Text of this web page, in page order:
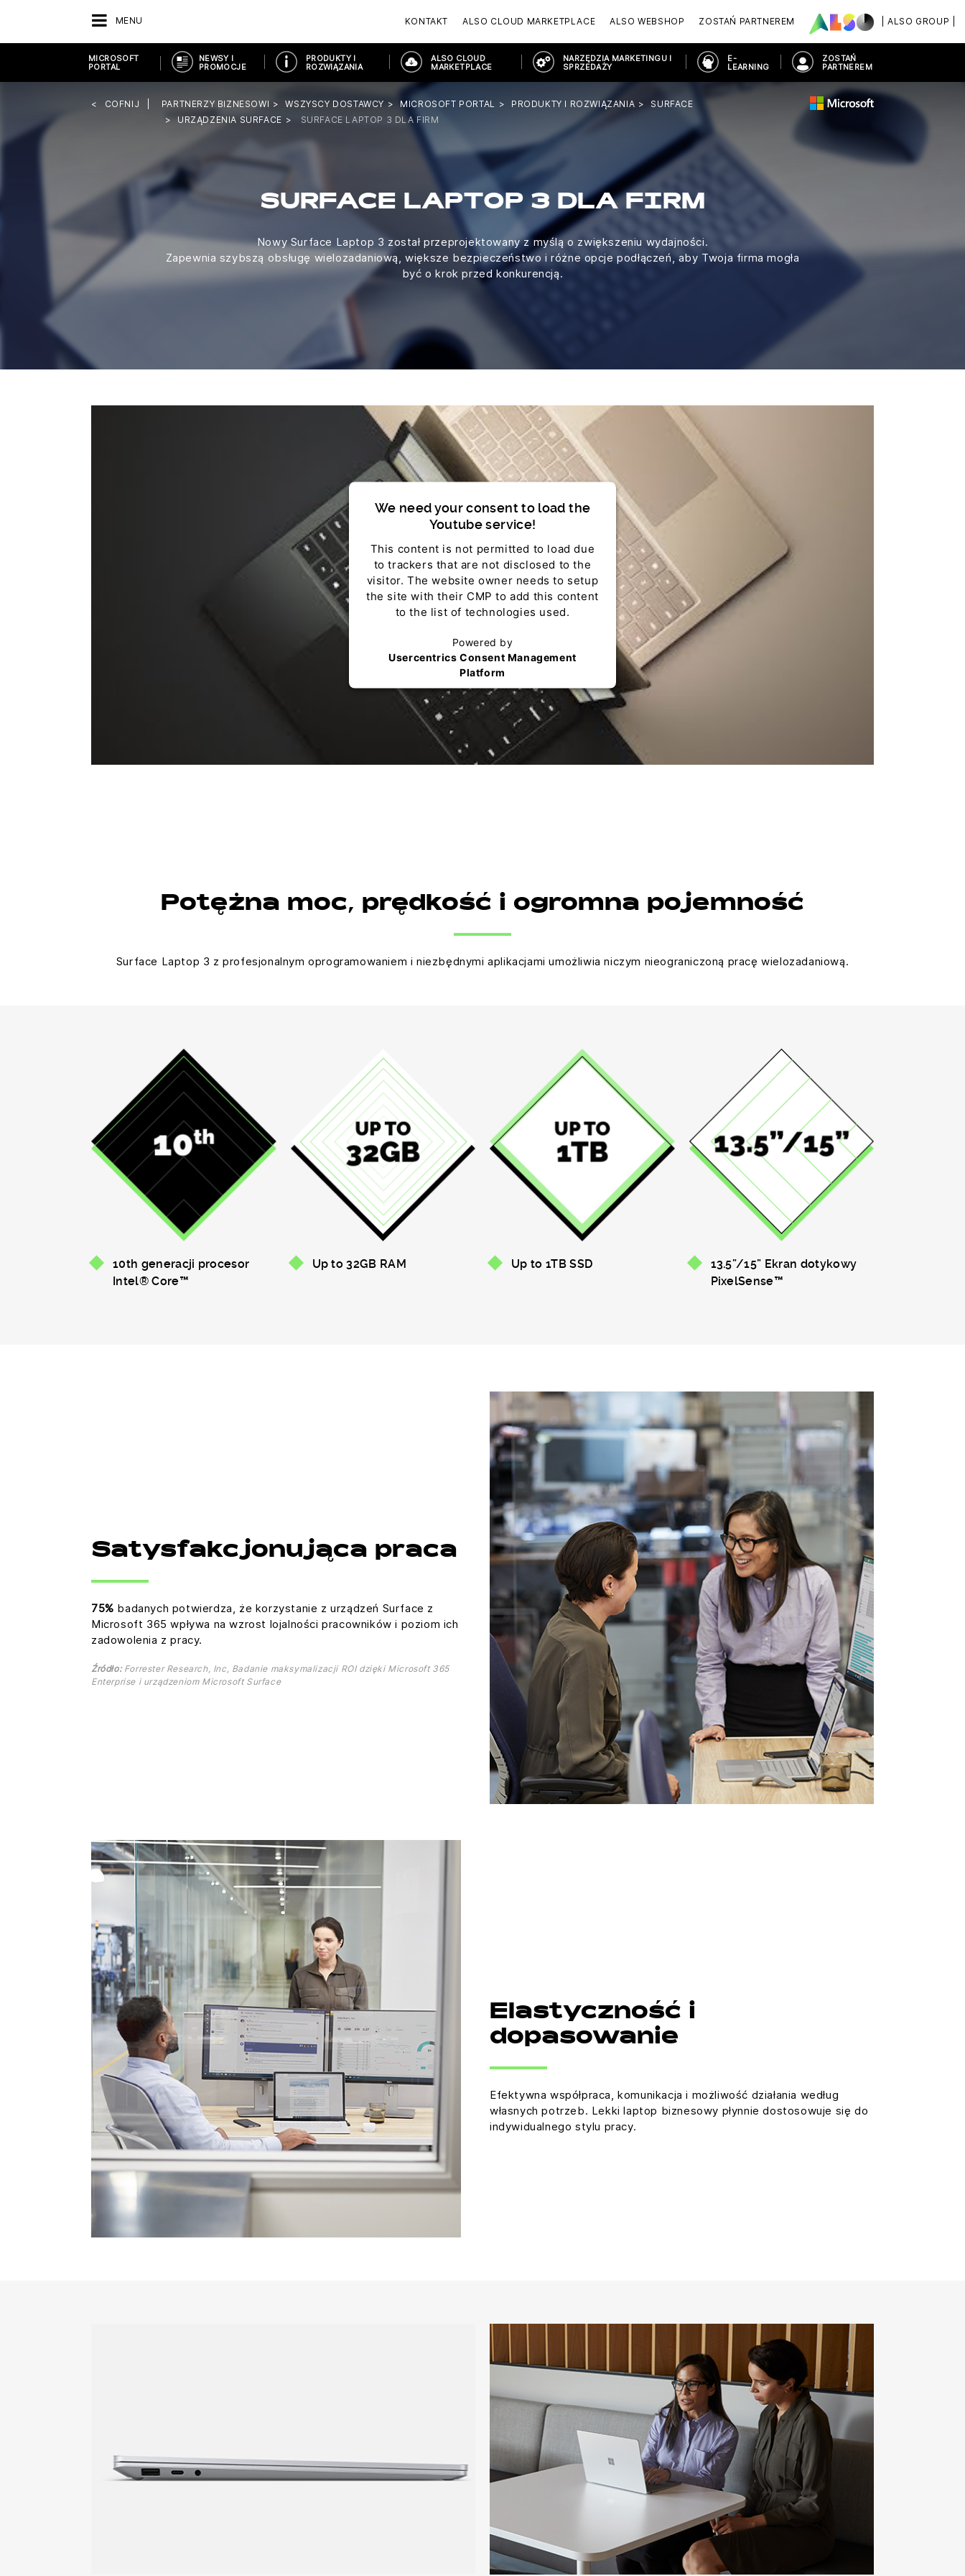
MENU | ALSO GROUP |
KONTAKT ALSO CLOUD MARKETPLACE ALSO WEBSHOP ZOSTAŃ PARTNEREM
MICROSOFT
PORTAL
NEWSY I
PROMOCJE
PRODUKTY I
ROZWIĄZANIA
ALSO CLOUD
MARKETPLACE
NARZĘDZIA MARKETINGU I
SPRZEDAŻY
E-
LEARNING
ZOSTAŃ
PARTNEREM
COFNIJ PARTNERZY BIZNESOWI WSZYSCY DOSTAWCY MICROSOFT PORTAL PRODUKTY I ROZWIĄZANIA
SURFACE
URZĄDZENIA SURFACE
SURFACE LAPTOP 3 DLA FIRM
SURFACE LAPTOP 3 DLA FIRM
Nowy Surface Laptop 3 został przeprojektowany z myślą o zwiększeniu wydajności.
Zapewnia szybszą obsługę wielozadaniową, większe bezpieczeństwo i różne opcje podłączeń, aby Twoja firma mogła
być o krok przed konkurencją.
We need your consent to load the
Youtube service!
This content is not permitted to load due
to trackers that are not disclosed to the
visitor. The website owner needs to setup
the site with their CMP to add this content
to the list of technologies used.
Powered by
Usercentrics Consent Management
Platform
Potężna moc, prędkość i ogromna pojemność
Surface Laptop 3 z profesjonalnym oprogramowaniem i niezbędnymi aplikacjami umożliwia niczym nieograniczoną pracę wielozadaniową.
10th generacji procesor
Intel® Core™
Up to 32GB RAM Up to 1TB SSD
13.5”/15” Ekran dotykowy
PixelSense™
Satysfakcjonująca praca
75% badanych potwierdza, że korzystanie z urządzeń Surface z
Microsoft 365 wpływa na wzrost lojalności pracowników i poziom ich
zadowolenia z pracy.
Źródło:Forrester Research, Inc, Badanie maksymalizacji ROI dzięki Microsoft 365
Enterprise i urządzeniom Microsoft Surface
Elastyczność i
dopasowanie
Efektywna współpraca, komunikacja i możliwość działania według
własnych potrzeb. Lekki laptop biznesowy płynnie dostosowuje się do
indywidualnego stylu pracy.